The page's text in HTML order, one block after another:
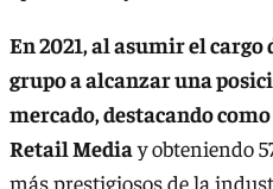
En 2021, al asumir el cargo
grupo a alcanzar una
mercado, destacando
Retail Mediay obteniendo
más prestigiosos de la